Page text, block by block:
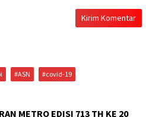
#ASN #covid-19
METRO EDISI 713 TH KE 20